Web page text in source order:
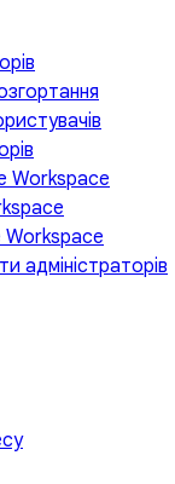
Workspace
Workspace
адміністраторів